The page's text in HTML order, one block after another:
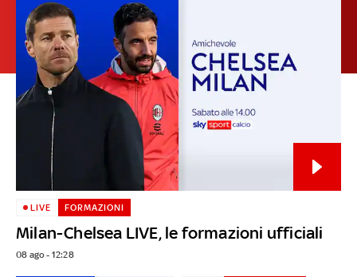
Milan-Chelsea LIVE, le formazioni ufficiali
LIVE FORMAZIONI
08 ago - 12:28